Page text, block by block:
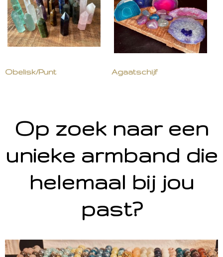
Obelisk/Punt Agaatschijf
Op zoek naar een
unieke armband die
helemaal bij jou
past?